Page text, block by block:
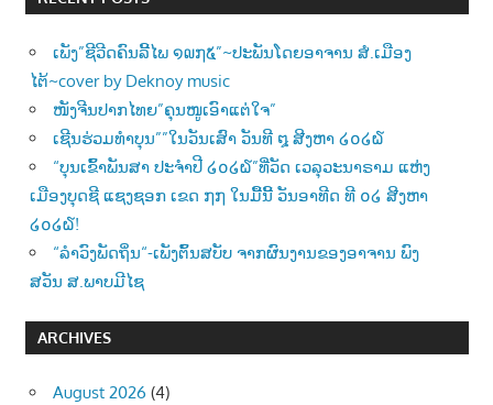
ເພັງ”ຊີວີດຄົນລີ້ໄພ ໑໙໗໕”~ປະພັນໂດຍອາຈານ ສໍ.ເມືອງ
ໄຕ້~cover by Deknoy music
ໜັງຈີນປາກໄທຍ”ຄຸນໜູເອົາແຕ່ໃຈ”
ເຊີນຮ່ວມທຳບຸນ””ໃນວັນເສົາ ວັນທີ ໘ ສີງຫາ ໒໐໒໖
“ບຸນເຂົ້າພັນສາ ປະຈຳປີ ໒໐໒໖”ທີ່ວັດ ເວລຸວະນາຣາມ ແຫ່ງ
ເມືອງບຸດຊີ ແຊງຊອກ ເຂດ ໗໗ ໃນມື້ນີ້ ວັນອາທີດ ທີ ໐໒ ສີງຫາ
໒໐໒໖!
“ລຳວົງພັດຖິ່ນ“-ເພັງຕົ້ນສບັບ ຈາກຜົນງານຂອງອາຈານ ພົງ
ສວັນ ສ.ພາບມີໄຊ
ARCHIVES
August 2026 (4)